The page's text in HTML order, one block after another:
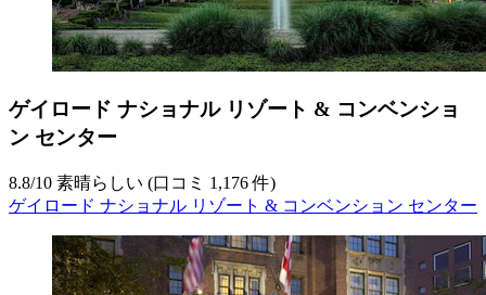
ゲイロード ナショナル リゾート & コンベンショ
ン センター
8.8/10 素晴らしい (口コミ 1,176 件)
ゲイロード ナショナル リゾート & コンベンション センター